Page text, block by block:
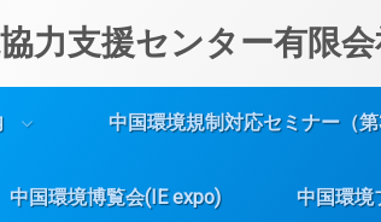
力支援センター有限
中国環境規制対応セミナー（第
中国環境博覧会(IE expo) 中国環境